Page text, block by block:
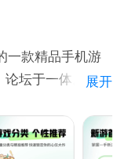
一款精品手机游
坛于一体。
地一键安装，十
精彩的游戏视频解
展开